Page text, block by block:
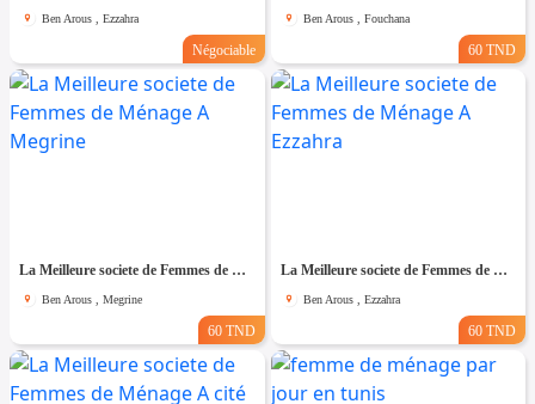
Ben Arous , Ezzahra
Négociable
Ben Arous , Fouchana
60 TND
La Meilleure societe de Femmes de Ménage A Megrine
Ben Arous , Megrine
60 TND
La Meilleure societe de Femmes de Ménage A Ezzahra
Ben Arous , Ezzahra
60 TND